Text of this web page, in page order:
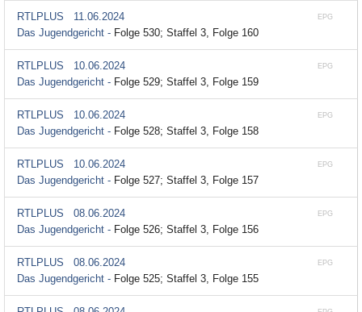
EPG
RTLPLUS
11.06.2024
Das Jugendgericht - Folge 530; Staffel 3, Folge 160
EPG
RTLPLUS
10.06.2024
Das Jugendgericht - Folge 529; Staffel 3, Folge 159
EPG
RTLPLUS
10.06.2024
Das Jugendgericht - Folge 528; Staffel 3, Folge 158
EPG
RTLPLUS
10.06.2024
Das Jugendgericht - Folge 527; Staffel 3, Folge 157
EPG
RTLPLUS
08.06.2024
Das Jugendgericht - Folge 526; Staffel 3, Folge 156
EPG
RTLPLUS
08.06.2024
Das Jugendgericht - Folge 525; Staffel 3, Folge 155